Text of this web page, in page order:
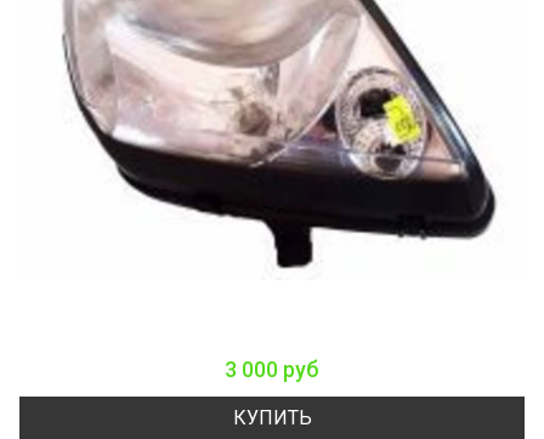
3 000 руб
КУПИТЬ